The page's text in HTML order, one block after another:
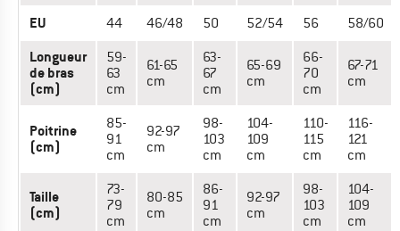
EU 44 46/48 50 52/54 56 58/60
Longueur
de bras
(cm)
59-
63
cm
61-65
cm
63-
67
cm
65-69
cm
66-
70
cm
67-71
cm
Poitrine
(cm)
85-
91
cm
92-97
cm
98-
103
cm
104-
109
cm
110-
115
cm
116-
121
cm
Taille
(cm)
73-
79
cm
80-85
cm
86-
91
cm
92-97
cm
98-
103
cm
104-
109
cm